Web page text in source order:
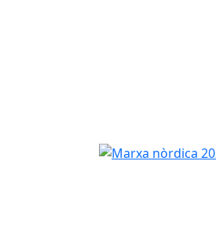
Marxa nòrdica 2026